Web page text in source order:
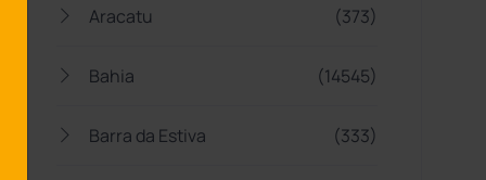
Aracatu (373)
Bahia (14545)
Barra da Estiva (333)